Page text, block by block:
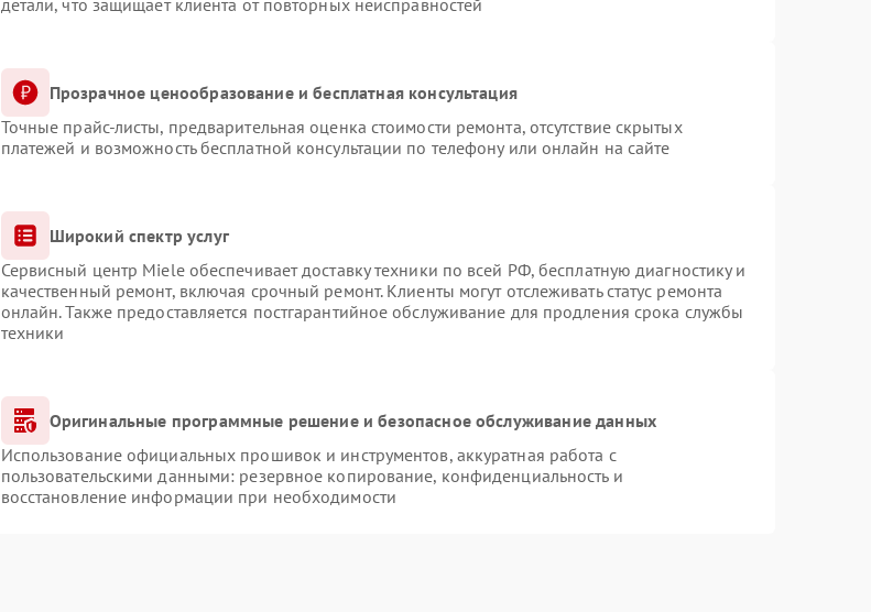
детали, что защищает клиента от повторных неисправностей
Прозрачное ценообразование и бесплатная консультация
Точные прайс-листы, предварительная оценка стоимости ремонта, отсутствие скрытых
платежей и возможность бесплатной консультации по телефону или онлайн на сайте
Широкий спектр услуг
Сервисный центр Miele обеспечивает доставку техники по всей РФ, бесплатную диагностику и
качественный ремонт, включая срочный ремонт. Клиенты могут отслеживать статус ремонта
онлайн. Также предоставляется постгарантийное обслуживание для продления срока службы
техники
Оригинальные программные решение и безопасное обслуживание данных
Использование официальных прошивок и инструментов, аккуратная работа с
пользовательскими данными: резервное копирование, конфиденциальность и
восстановление информации при необходимости